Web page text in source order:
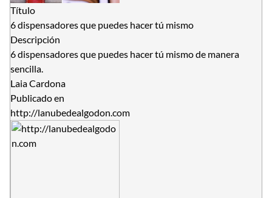
Título
6 dispensadores que puedes hacer tú mismo
Descripción
6 dispensadores que puedes hacer tú mismo de manera
sencilla.
Laia Cardona
Publicado en
http://lanubedealgodon.com